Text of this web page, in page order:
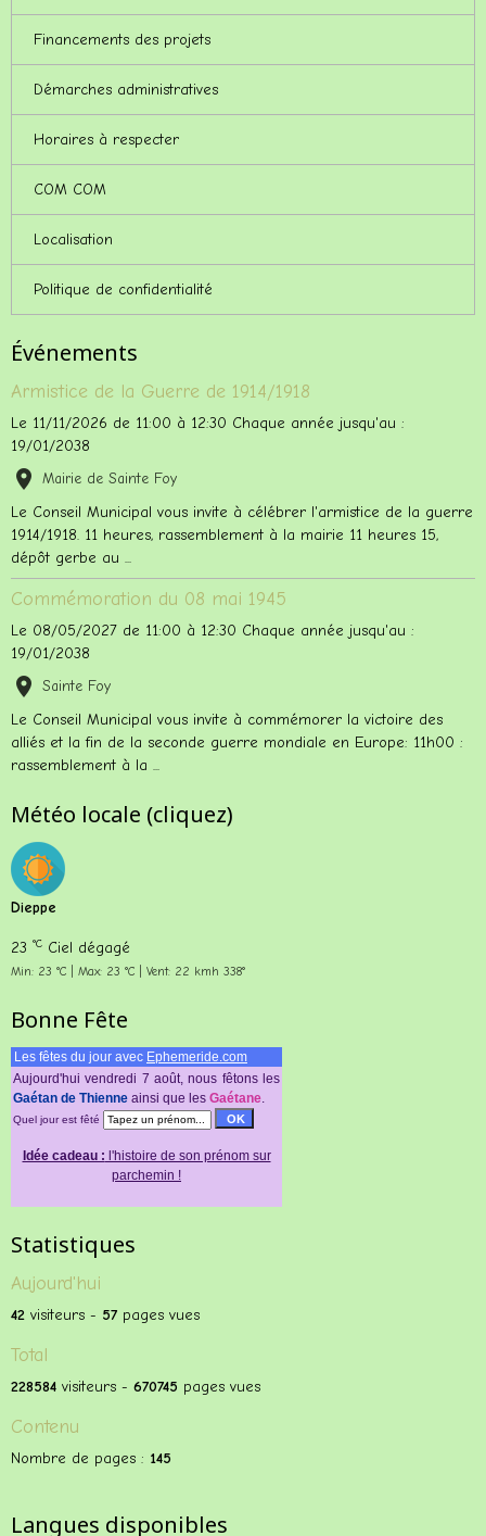
Financements des projets
Démarches administratives
Horaires à respecter
COM COM
Localisation
Politique de confidentialité
Événements
Armistice de la Guerre de 1914/1918
Le 11/11/2026 de 11:00 à 12:30 Chaque année jusqu'au :
19/01/2038
Mairie de Sainte Foy
Le Conseil Municipal vous invite à célébrer l'armistice de la guerre
1914/1918. 11 heures, rassemblement à la mairie 11 heures 15,
dépôt gerbe au ...
Commémoration du 08 mai 1945
Le 08/05/2027 de 11:00 à 12:30 Chaque année jusqu'au :
19/01/2038
Sainte Foy
Le Conseil Municipal vous invite à commémorer la victoire des
alliés et la fin de la seconde guerre mondiale en Europe: 11h00 :
rassemblement à la ...
Météo locale (cliquez)
Dieppe
23 °C Ciel dégagé
Min: 23 °C | Max: 23 °C | Vent: 22 kmh 338°
Bonne Fête
Les fêtes du jour avec Ephemeride.com
Aujourd'hui vendredi 7 août, nous fêtons les
Gaétan dе Thiеnnе аinsi quе lеs Gaétane.
Quel jour est fêté
Idée cadeau : l'histoire de son prénom sur
parchemin !
Statistiques
Aujourd'hui
42 visiteurs - 57 pages vues
Total
228584 visiteurs - 670745 pages vues
Contenu
Nombre de pages : 145
Langues disponibles